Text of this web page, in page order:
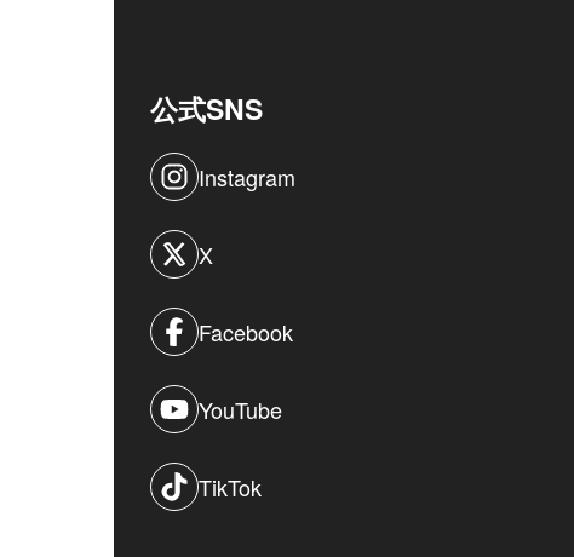
公式SNS
Instagram
X
Facebook
YouTube
TikTok